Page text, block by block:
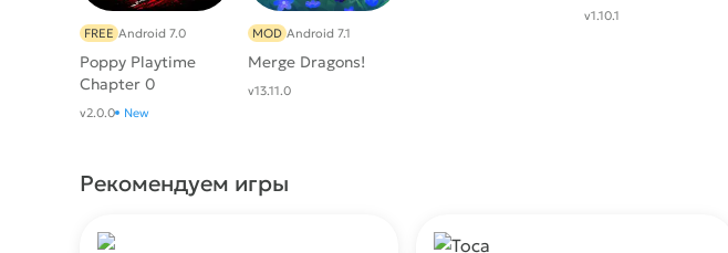
Poppy Playtime
Chapter 0
FREE Android 7.0
v2.0.0 New
Merge Dragons!
MOD Android 7.1
v13.11.0
v1.10.1
Рекомендуем игры